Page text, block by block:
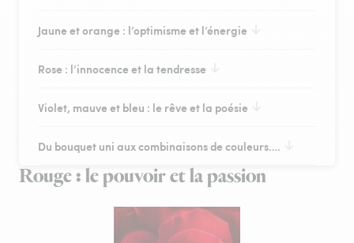
Jaune et orange : l’optimisme et l’énergie
Rose : l’innocence et la tendresse
Violet, mauve et bleu : le rêve et la poésie
Du bouquet uni aux combinaisons de couleurs….
Rouge : le pouvoir et la passion